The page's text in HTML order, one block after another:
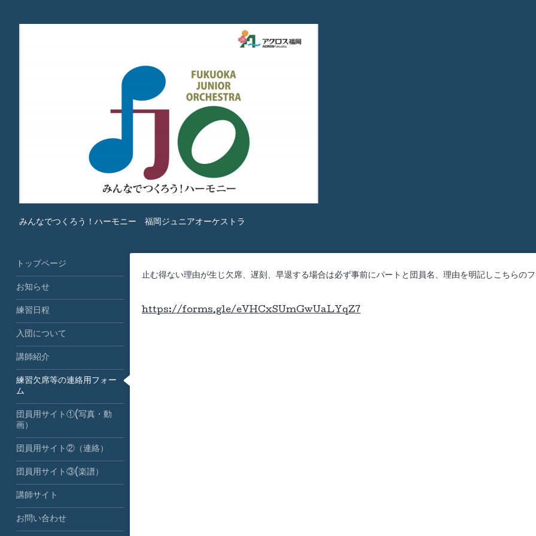
みんなでつくろう！ハーモニー 福岡ジュニアオーケストラ
止む得ない理由が生じ欠席、遅刻、早退する場合は必ず事前にパートと団員名、理由を明記しこちらのフ
https://forms.gle/eVHCxSUmGwUaLYqZ7
トップページ
お知らせ
練習日程
入団について
講師紹介
練習欠席等の連絡用フォー
ム
団員用サイト①(写真・動
画）
団員用サイト②（連絡）
団員用サイト③(楽譜）
講師サイト
お問い合わせ